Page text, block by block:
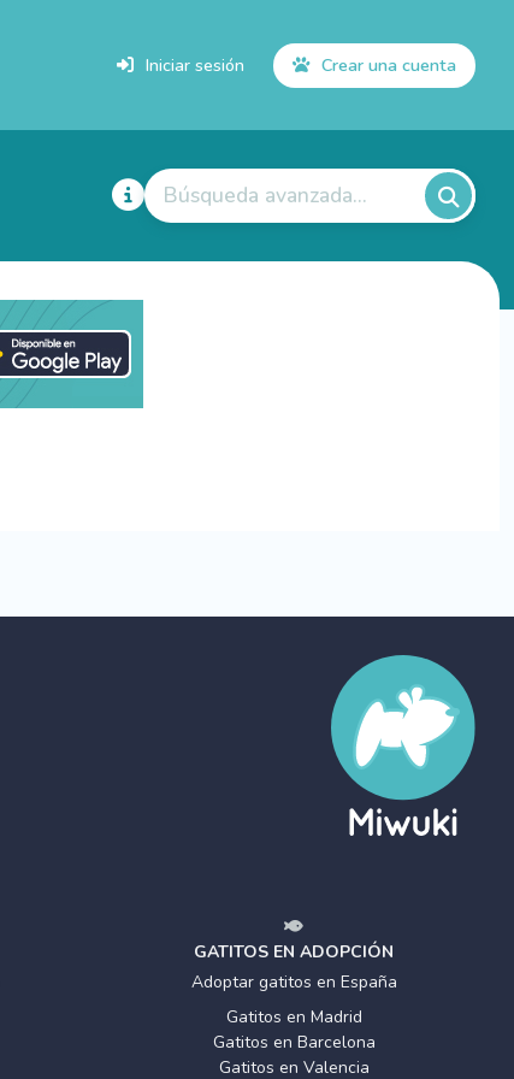
Iniciar sesión Crear una cuenta
Búsqueda avanzada...
GATITOS EN ADOPCIÓN
Adoptar gatitos en España
Gatitos en Madrid
Gatitos en Barcelona
Gatitos en Valencia